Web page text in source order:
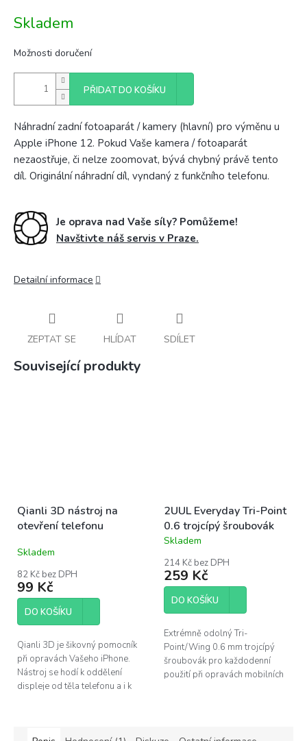
cena:
Skladem
Možnosti doručení
PŘIDAT DO KOŠÍKU
Náhradní zadní fotoaparát / kamery (hlavní) pro výměnu u
Apple iPhone 12. Pokud Vaše kamera / fotoaparát
nezaostřuje, či nelze zoomovat, bývá chybný právě tento
díl. Originální náhradní díl, vyndaný z funkčního telefonu.
Je oprava nad Vaše síly? Pomůžeme!
Navštivte náš servis v Praze.
Detailní informace
ZEPTAT SE HLÍDAT SDÍLET
Související produkty
Qianli 3D nástroj na
otevření telefonu
Skladem
82 Kč bez DPH
99 Kč
DO KOŠÍKU
Qianli 3D je šikovný pomocník
při opravách Vašeho iPhone.
Nástroj se hodí k oddělení
displeje od těla telefonu a i k
2UUL Everyday Tri-Point
0.6 trojcípý šroubovák
Průměrné
produktu
je
5,0
hvězdiček.
Skladem
214 Kč bez DPH
259 Kč
DO KOŠÍKU
Extrémně odolný Tri-
Point/Wing 0.6 mm trojcípý
šroubovák pro každodenní
použití při opravách mobilních